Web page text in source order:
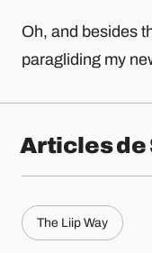
Oh, and besides
paragliding my
Articles de
The Liip Way